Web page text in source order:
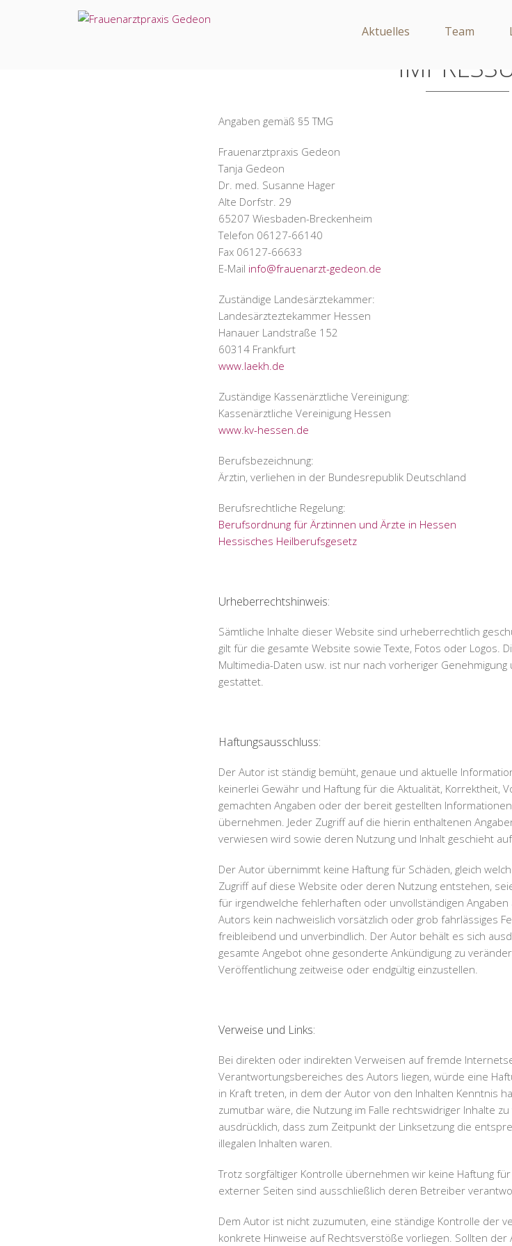
Aktuelles Team
Angaben gemäß §5 TMG
Frauenarztpraxis Gedeon
Tanja Gedeon
Dr. med. Susanne Hager
Alte Dorfstr. 29
65207 Wiesbaden-Breckenheim
Telefon 06127-66140
Fax 06127-66633
E-Mail info@frauenarzt-gedeon.de
Zuständige Landesärztekammer:
Landesärzteztekammer Hessen
Hanauer Landstraße 152
60314 Frankfurt
www.laekh.de
Zuständige Kassenärztliche Vereinigung:
Kassenärztliche Vereinigung Hessen
www.kv-hessen.de
Berufsbezeichnung:
Ärztin, verliehen in der Bundesrepublik Deutschland
Berufsrechtliche Regelung:
Berufsordnung für Ärztinnen und Ärzte in Hessen
Hessisches Heilberufsgesetz
Urheberrechtshinweis:
Sämtliche Inhalte dieser Website sind urheberrechtlich
gilt für die gesamte Website sowie Texte, Fotos oder Logos.
Multimedia-Daten usw. ist nur nach vorheriger
gestattet.
Haftungsausschluss:
Der Autor ist ständig bemüht, genaue und aktuelle
keinerlei Gewähr und Haftung für die Aktualität, Korrektheit,
gemachten Angaben oder der bereit gestellten
übernehmen. Jeder Zugriff auf die hierin enthaltenen
verwiesen wird sowie deren Nutzung und Inhalt geschieht
Der Autor übernimmt keine Haftung für Schäden, gleich
Zugriff auf diese Website oder deren Nutzung entstehen,
für irgendwelche fehlerhaften oder unvollständigen
Autors kein nachweislich vorsätzlich oder grob fahrlässiges
freibleibend und unverbindlich. Der Autor behält es sich
gesamte Angebot ohne gesonderte Ankündigung zu
Veröffentlichung zeitweise oder endgültig einzustellen.
Verweise und Links:
Bei direkten oder indirekten Verweisen auf fremde
Verantwortungsbereiches des Autors liegen, würde eine
in Kraft treten, in dem der Autor von den Inhalten Kenntnis
zumutbar wäre, die Nutzung im Falle rechtswidriger Inhalte
ausdrücklich, dass zum Zeitpunkt der Linksetzung die
illegalen Inhalten waren.
Trotz sorgfältiger Kontrolle übernehmen wir keine Haftung
externer Seiten sind ausschließlich deren Betreiber
Dem Autor ist nicht zuzumuten, eine ständige Kontrolle der
konkrete Hinweise auf Rechtsverstöße vorliegen. Sollten